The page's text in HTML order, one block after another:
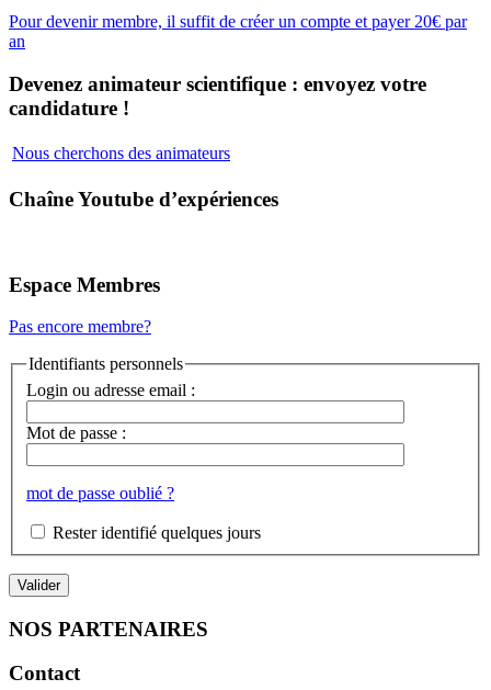
Pour devenir membre, il suffit de créer un compte et payer 20€ par
an
Devenez animateur scientifique : envoyez votre
candidature !
Nous cherchons des animateurs
Chaîne Youtube d’expériences
Espace Membres
Pas encore membre?
Identifiants personnels
Login ou adresse email :
Mot de passe :
mot de passe oublié ?
Rester identifié quelques jours
NOS PARTENAIRES
Contact